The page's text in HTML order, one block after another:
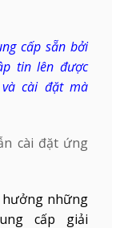
cấp sẵn bởi
tin lên được
cài đặt mà
cài đặt ứng
hưởng những
cấp giải